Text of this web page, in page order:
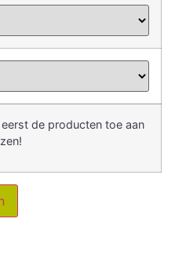
de producten toe aan